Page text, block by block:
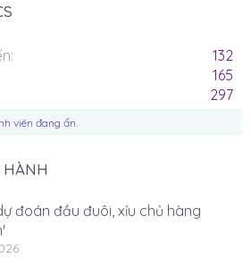
132
165
297
viên đang ẩn.
đoán đầu đuôi, xỉu chủ hàng